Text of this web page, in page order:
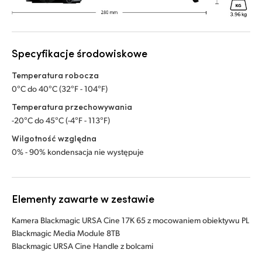
Specyfikacje środowiskowe
Temperatura robocza
0°C do 40°C (32°F - 104°F)
Temperatura przechowywania
-20°C do 45°C (-4°F - 113°F)
Wilgotność względna
0% - 90% kondensacja nie występuje
Elementy zawarte w zestawie
Kamera Blackmagic URSA Cine 17K 65 z mocowaniem obiektywu PL
Blackmagic Media Module 8TB
Blackmagic URSA Cine Handle z bolcami